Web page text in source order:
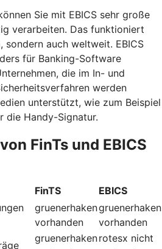
Sie mit EBICS sehr große
verarbeiten. Das funktioniert
sondern auch weltweit. EBICS
für Banking-Software
die im In- und
werden
unterstützt, wie zum Beispiel
die Handy-Signatur.
FinTs und EBICS
FinTS
EBICS
gruenerhaken
vorhanden
gruenerhaken
vorhanden
gruenerhakenrotesx nicht